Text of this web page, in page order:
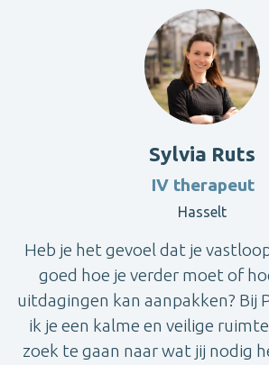
Sylvia Ruts
IV therapeut
Hasselt
Heb je het gevoel dat je
goed hoe je verder moet of
uitdagingen kan aanpakken? Bij
ik je een kalme en veilige
zoek te gaan naar wat jij nodig